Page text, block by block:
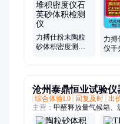
力搏仕粉末陶粒
砂体积密度测定
力搏
仪千
沧州泰鼎恒业试验仪
综合体验L0
回复及时 出
主营： 甲醛释放量气候箱、
热测定仪、人造板划痕试